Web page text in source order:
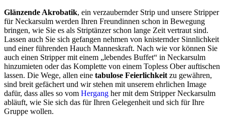
Glänzende Akrobatik, ein verzaubernder Strip und unsere Stripper
für Neckarsulm werden Ihren Freundinnen schon in Bewegung
bringen, wie Sie es als Striptänzer schon lange Zeit vertraut sind.
Lassen auch Sie sich gefangen nehmen von knisternder Sinnlichkeit
und einer führenden Hauch Manneskraft. Nach wie vor können Sie
auch einen Stripper mit einem „lebendes Buffet“ in Neckarsulm
hinzumieten oder das Komplette von einem Topless Ober auftischen
lassen. Die Wege, allen eine tabulose Feierlichkeit zu gewähren,
sind breit gefächert und wir stehen mit unserem ehrlichen Image
dafür, dass alles so vom Hergang her mit dem Stripper Neckarsulm
abläuft, wie Sie sich das für Ihren Gelegenheit und sich für Ihre
Gruppe wollen.